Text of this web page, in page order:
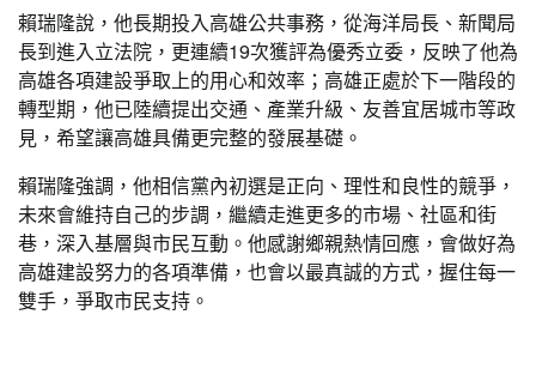
賴瑞隆說，他長期投入高雄公共事務，從海洋局長、新聞局
長到進入立法院，更連續19次獲評為優秀立委，反映了他為
高雄各項建設爭取上的用心和效率；高雄正處於下一階段的
轉型期，他已陸續提出交通、產業升級、友善宜居城市等政
見，希望讓高雄具備更完整的發展基礎。
賴瑞隆強調，他相信黨內初選是正向、理性和良性的競爭，
未來會維持自己的步調，繼續走進更多的市場、社區和街
巷，深入基層與市民互動。他感謝鄉親熱情回應，會做好為
高雄建設努力的各項準備，也會以最真誠的方式，握住每一
雙手，爭取市民支持。